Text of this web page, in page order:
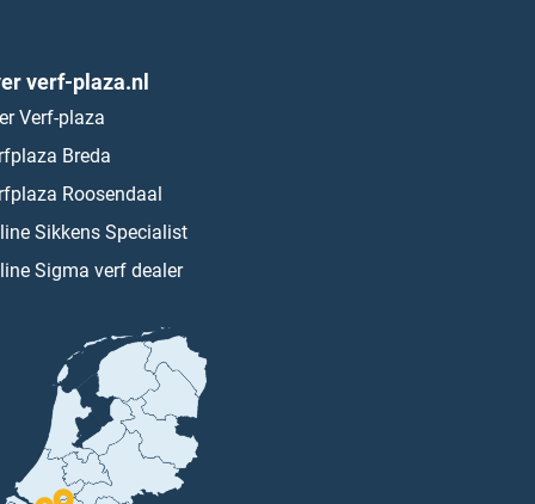
verf-plaza.nl
Verf-plaza
Breda
Roosendaal
Sikkens Specialist
Sigma verf dealer